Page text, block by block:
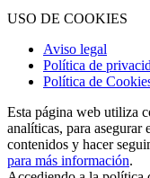
USO DE COOKIES
Aviso legal
Política de
Política de
Esta página web utiliza
analíticas, para asegurar
contenidos y hacer
para más información.